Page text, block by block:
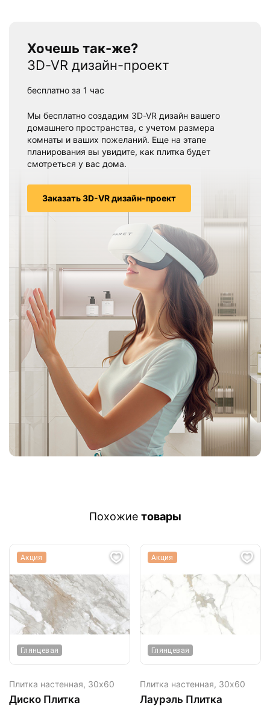
Хочешь так-же?
3D-VR дизайн-проект
бесплатно за 1 час
Мы бесплатно создадим 3D-VR дизайн вашего
домашнего пространства, с учетом размера
комнаты и ваших пожеланий. Еще на этапе
планирования вы увидите, как плитка будет
смотреться у вас дома.
Заказать 3D-VR дизайн-проект
Похожие товары
Акция
Глянцевая
Плитка настенная, 30х60
Диско Плитка
Акция
Глянцевая
Плитка настенная, 30х60
Лаурэль Плитка